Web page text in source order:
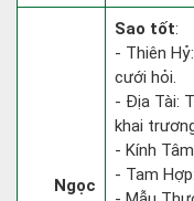
Ngọc
Sao tốt:
- Thiên
cưới hỏi.
- Địa Tài:
khai
- Kính
- Tam